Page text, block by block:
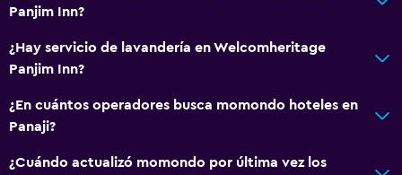
Tina de baño
Secador de pelo
Aseo
Papel higiénico
Cepillo de dientes
Baño privado
Panjim Inn?
¿Hay servicio de lavandería en Welcomheritage
Panjim Inn?
¿En cuántos operadores busca momondo hoteles en
Panaji?
¿Cuándo actualizó momondo por última vez los